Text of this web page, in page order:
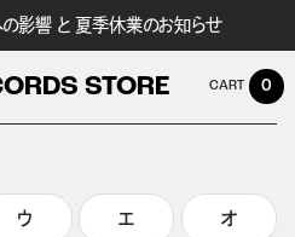
影響 と 夏季休業のお知らせ
STORE 0
ウ エ オ